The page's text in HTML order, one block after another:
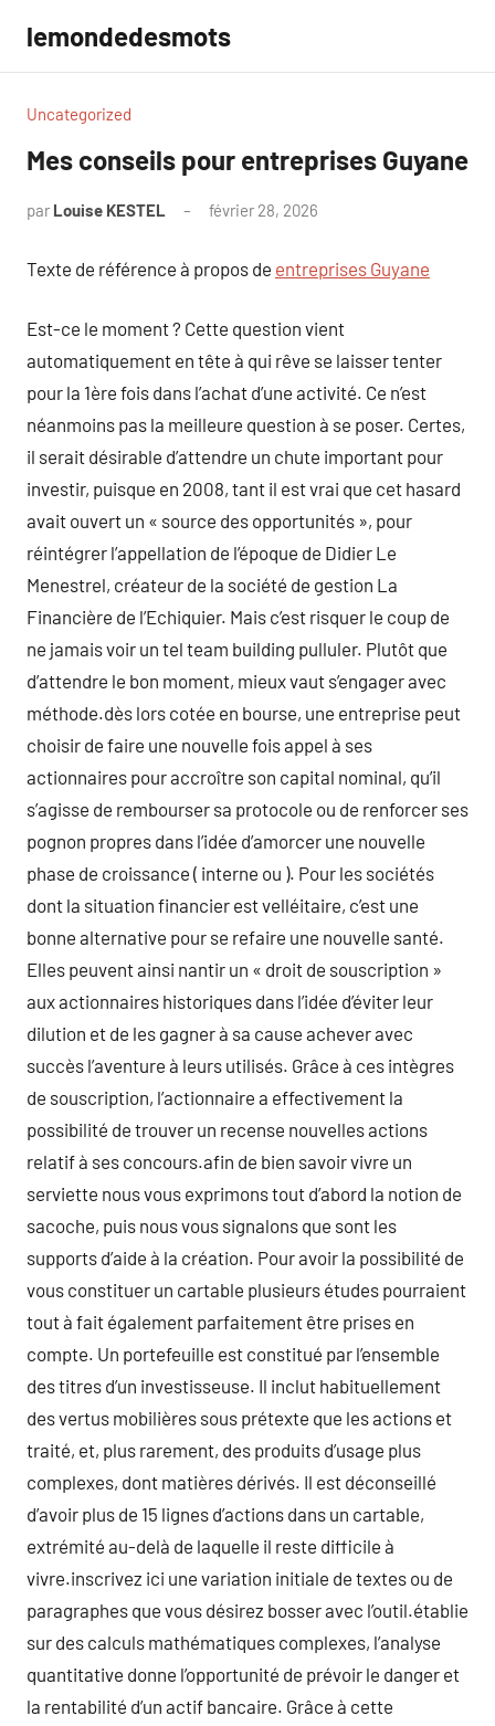
contenu
lemondedesmots
Uncategorized
Mes conseils pour entreprises Guyane
par Louise KESTEL février 28, 2026
Texte de référence à propos de entreprises Guyane
Est-ce le moment ? Cette question vient
automatiquement en tête à qui rêve se laisser tenter
pour la 1ère fois dans l’achat d’une activité. Ce n’est
néanmoins pas la meilleure question à se poser. Certes,
il serait désirable d’attendre un chute important pour
investir, puisque en 2008, tant il est vrai que cet hasard
avait ouvert un « source des opportunités », pour
réintégrer l’appellation de l’époque de Didier Le
Menestrel, créateur de la société de gestion La
Financière de l’Echiquier. Mais c’est risquer le coup de
ne jamais voir un tel team building pulluler. Plutôt que
d’attendre le bon moment, mieux vaut s’engager avec
méthode.dès lors cotée en bourse, une entreprise peut
choisir de faire une nouvelle fois appel à ses
actionnaires pour accroître son capital nominal, qu’il
s’agisse de rembourser sa protocole ou de renforcer ses
pognon propres dans l’idée d’amorcer une nouvelle
phase de croissance ( interne ou ). Pour les sociétés
dont la situation financier est velléitaire, c’est une
bonne alternative pour se refaire une nouvelle santé.
Elles peuvent ainsi nantir un « droit de souscription »
aux actionnaires historiques dans l’idée d’éviter leur
dilution et de les gagner à sa cause achever avec
succès l’aventure à leurs utilisés. Grâce à ces intègres
de souscription, l’actionnaire a effectivement la
possibilité de trouver un recense nouvelles actions
relatif à ses concours.afin de bien savoir vivre un
serviette nous vous exprimons tout d’abord la notion de
sacoche, puis nous vous signalons que sont les
supports d’aide à la création. Pour avoir la possibilité de
vous constituer un cartable plusieurs études pourraient
tout à fait également parfaitement être prises en
compte. Un portefeuille est constitué par l’ensemble
des titres d’un investisseuse. Il inclut habituellement
des vertus mobilières sous prétexte que les actions et
traité, et, plus rarement, des produits d’usage plus
complexes, dont matières dérivés. Il est déconseillé
d’avoir plus de 15 lignes d’actions dans un cartable,
extrémité au-delà de laquelle il reste difficile à
vivre.inscrivez ici une variation initiale de textes ou de
paragraphes que vous désirez bosser avec l’outil.établie
sur des calculs mathématiques complexes, l’analyse
quantitative donne l’opportunité de prévoir le danger et
la rentabilité d’un actif bancaire. Grâce à cette